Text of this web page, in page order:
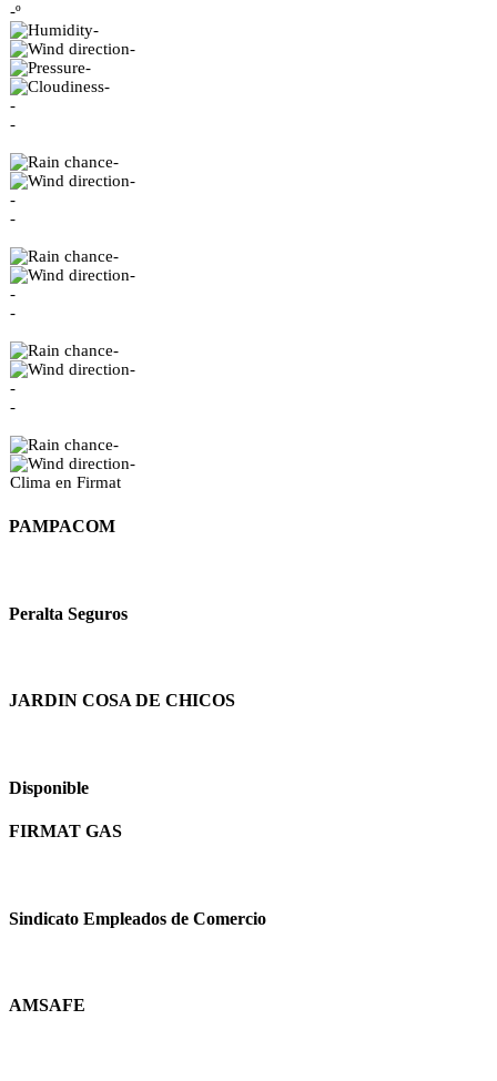
-º
-
-
-
-
-
-
-
-
-
-
-
-
-
-
-
-
-
-
-
-
Clima en Firmat
PAMPACOM
Peralta Seguros
JARDIN COSA DE CHICOS
Disponible
FIRMAT GAS
Sindicato Empleados de Comercio
AMSAFE